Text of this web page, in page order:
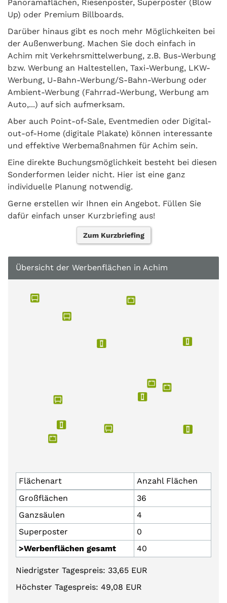
Panoramaflächen, Riesenposter, Superposter (Blow
Up) oder Premium Billboards.
Darüber hinaus gibt es noch mehr Möglichkeiten bei
der Außenwerbung. Machen Sie doch einfach in
Achim mit Verkehrsmittelwerbung, z.B. Bus-Werbung
bzw. Werbung an Haltestellen, Taxi-Werbung, LKW-
Werbung, U-Bahn-Werbung/S-Bahn-Werbung oder
Ambient-Werbung (Fahrrad-Werbung, Werbung am
Auto,...) auf sich aufmerksam.
Aber auch Point-of-Sale, Eventmedien oder Digital-
out-of-Home (digitale Plakate) können interessante
und effektive Werbemaßnahmen für Achim sein.
Eine direkte Buchungsmöglichkeit besteht bei diesen
Sonderformen leider nicht. Hier ist eine ganz
individuelle Planung notwendig.
Gerne erstellen wir Ihnen ein Angebot. Füllen Sie
dafür einfach unser Kurzbriefing aus!
Zum Kurzbriefing
Übersicht der Werbenflächen in Achim
Flächenart
Anzahl Flächen
Großflächen
36
Ganzsäulen
4
Superposter
0
>Werbenflächen gesamt
40
Niedrigster Tagespreis: 33,65 EUR
Höchster Tagespreis: 49,08 EUR